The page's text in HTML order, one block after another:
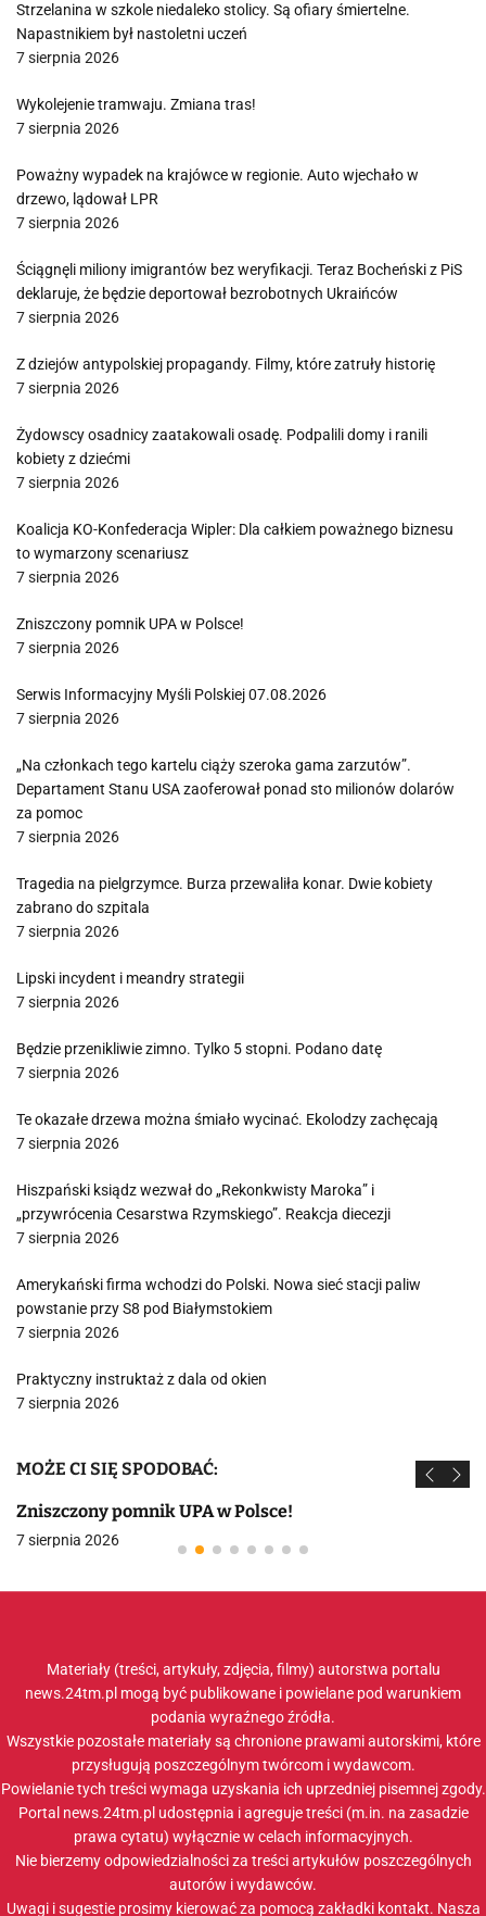
Strzelanina w szkole niedaleko stolicy. Są ofiary śmiertelne.
Napastnikiem był nastoletni uczeń
7 sierpnia 2026
Wykolejenie tramwaju. Zmiana tras!
7 sierpnia 2026
Poważny wypadek na krajówce w regionie. Auto wjechało w
drzewo, lądował LPR
7 sierpnia 2026
Ściągnęli miliony imigrantów bez weryfikacji. Teraz Bocheński z PiS
deklaruje, że będzie deportował bezrobotnych Ukraińców
7 sierpnia 2026
Z dziejów antypolskiej propagandy. Filmy, które zatruły historię
7 sierpnia 2026
Żydowscy osadnicy zaatakowali osadę. Podpalili domy i ranili
kobiety z dziećmi
7 sierpnia 2026
Koalicja KO-Konfederacja Wipler: Dla całkiem poważnego biznesu
to wymarzony scenariusz
7 sierpnia 2026
Zniszczony pomnik UPA w Polsce!
7 sierpnia 2026
Serwis Informacyjny Myśli Polskiej 07.08.2026
7 sierpnia 2026
„Na członkach tego kartelu ciąży szeroka gama zarzutów”.
Departament Stanu USA zaoferował ponad sto milionów dolarów
za pomoc
7 sierpnia 2026
Tragedia na pielgrzymce. Burza przewaliła konar. Dwie kobiety
zabrano do szpitala
7 sierpnia 2026
Lipski incydent i meandry strategii
7 sierpnia 2026
Będzie przenikliwie zimno. Tylko 5 stopni. Podano datę
7 sierpnia 2026
Te okazałe drzewa można śmiało wycinać. Ekolodzy zachęcają
7 sierpnia 2026
Hiszpański ksiądz wezwał do „Rekonkwisty Maroka” i
„przywrócenia Cesarstwa Rzymskiego”. Reakcja diecezji
7 sierpnia 2026
Amerykański firma wchodzi do Polski. Nowa sieć stacji paliw
powstanie przy S8 pod Białymstokiem
7 sierpnia 2026
Praktyczny instruktaż z dala od okien
7 sierpnia 2026
MOŻE CI SIĘ SPODOBAĆ:
Zniszczony pomnik UPA w Polsce!
7 sierpnia 2026
Materiały (treści, artykuły, zdjęcia, filmy) autorstwa portalu
news.24tm.pl mogą być publikowane i powielane pod warunkiem
podania wyraźnego źródła.
Wszystkie pozostałe materiały są chronione prawami autorskimi, które
przysługują poszczególnym twórcom i wydawcom.
Powielanie tych treści wymaga uzyskania ich uprzedniej pisemnej zgody.
Portal news.24tm.pl udostępnia i agreguje treści (m.in. na zasadzie
prawa cytatu) wyłącznie w celach informacyjnych.
Nie bierzemy odpowiedzialności za treści artykułów poszczególnych
autorów i wydawców.
Uwagi i sugestie prosimy kierować za pomocą zakładki kontakt. Nasza